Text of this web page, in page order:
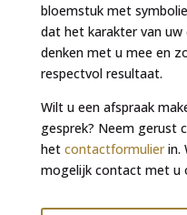
bloemstuk met
dat het karakter van
denken met u mee en
respectvol resultaat.
Wilt u een afspraak
gesprek? Neem gerust
het contactformulierin.
mogelijk contact met u